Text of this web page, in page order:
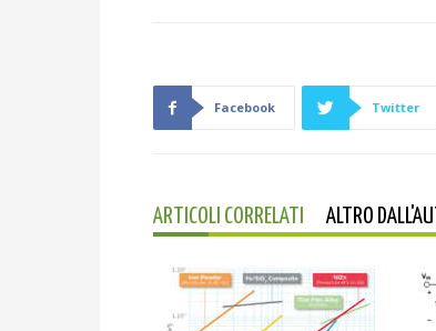
Facebook Twitter
ARTICOLI CORRELATI ALTRO